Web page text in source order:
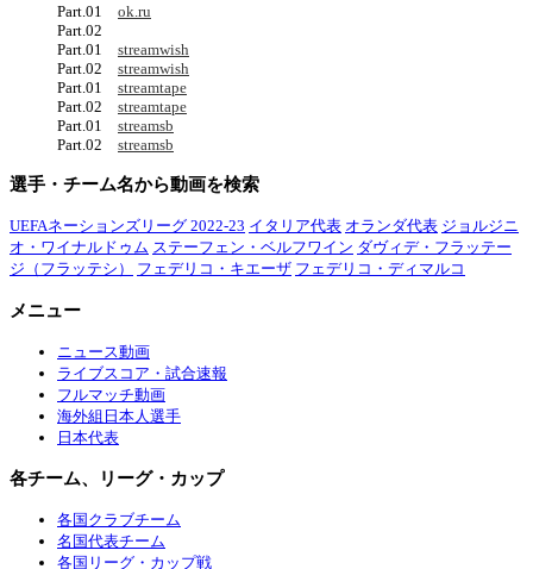
Part.01 ok.ru
Part.02
Part.01 streamwish
Part.02 streamwish
Part.01 streamtape
Part.02 streamtape
Part.01 streamsb
Part.02 streamsb
選手・チーム名から動画を検索
UEFAネーションズリーグ 2022-23 イタリア代表 オランダ代表 ジョルジニ
オ・ワイナルドゥム ステーフェン・ベルフワイン ダヴィデ・フラッテー
ジ（フラッテシ）
フェデリコ・キエーザ フェデリコ・ディマルコ
メニュー
ニュース動画
ライブスコア・試合速報
フルマッチ動画
海外組日本人選手
日本代表
各チーム、リーグ・カップ
各国クラブチーム
名国代表チーム
各国リーグ・カップ戦